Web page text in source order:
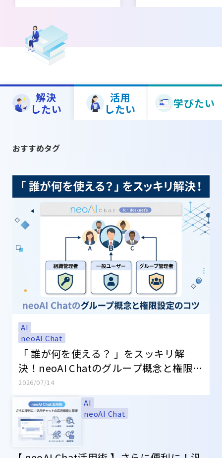
解決
したい
活用
したい
学びたい
おすすめタグ
AI
neoAI Chat
「 誰が何を使える？ 」をスッキリ解
決！neoAI Chatのグループ概念と権限設
定のコツ
2026/07/14
AI
neoAI Chat